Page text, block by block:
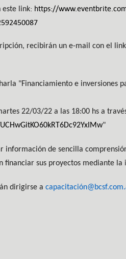
este link: https://
recibirán un e-mail con el
"Financiamiento e inversiones
22/03/22 a las 18:00 hs a
"
información de sencilla
financiar sus proyectos mediante
dirigirse a